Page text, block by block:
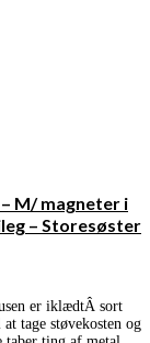
M/ magneter i
– Storesøster
er iklædtÂ sort
tage støvekosten og